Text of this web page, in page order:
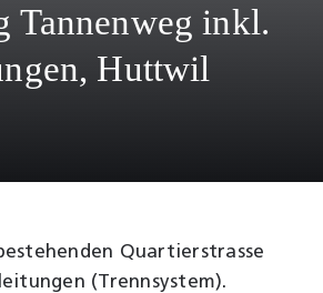
Tannenweg inkl.
Huttwil
Quartierstrasse
(Trennsystem).